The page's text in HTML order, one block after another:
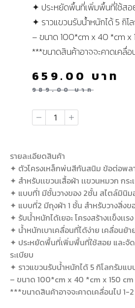
✦ ประหยัดพื้นที่เพิ่มพื้นที่ใช้สอ
✦ ราวแขวนรับน้ำหนักได้ 5 กิโ
– ขนาด 100*cm x 40 *cm x
***ขนาดสินค้าอาจจะคาดเคลื่อ
989.00บาท
659.00 บาท
รายละเอียดสินค้า
✦ ตัวโครงเหล็กพ่นสีกันสนิม ข้อต่อพล
✦ สำหรับเเขวนเสื้อผ้า เเขวนหมวก กระ
✦ แบบที่1 มีชั้นวางของ 2ชั้น สไตล์มินิม
✦ แบบที่2 มีถุงผ้า 1 ชั้น สำหรับวางสิ่งข
✦ รับน้ำหนักได้เยอะ โครงสร้างเเข็งเเรง
✦ น้ำหนักเบาเคลื่อนที่ได้ง่าย เคลื่อนย้า
✦ ประหยัดพื้นที่เพิ่มพื้นที่ใช้สอย และจัด
ระเบียบ
✦ ราวแขวนรับน้ำหนักได้ 5 กิโลกรัมแบ
– ขนาด 100*cm x 40 *cm x 150
***ขนาดสินค้าอาจจะคาดเคลื่อนไป 1-